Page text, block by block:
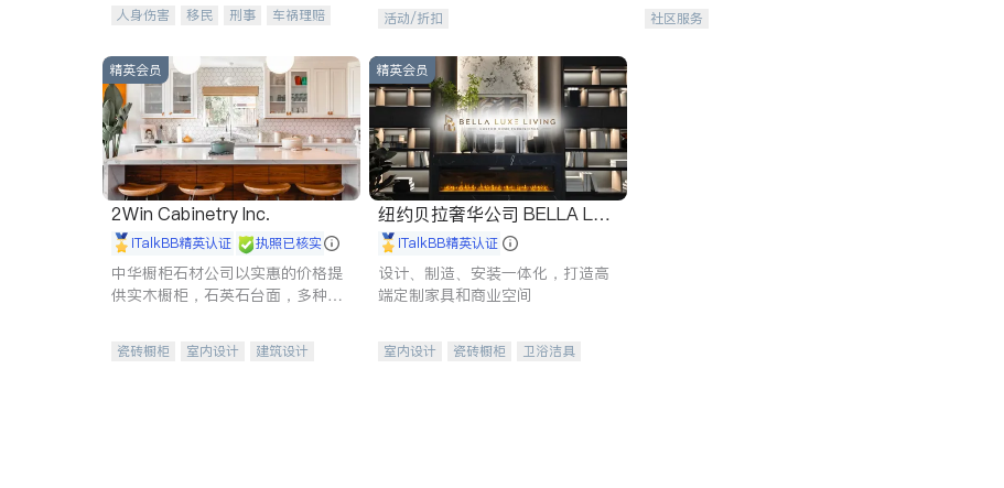
人身伤害 移民 刑事
车祸理赔
商标注册
索赔 律师-其它 保释
活动/折扣 社区服务
精英会员
2Win Cabinetry Inc.
iTalkBB精英认证 执照已核实
中华橱柜石材公司以实惠的价格提
供实木橱柜，石英石台面，多种优
机。品质厨房，家的选择。
瓷砖橱柜 室内设计
建筑设计
精英会员
纽约贝拉奢华公司 BELLA LUX
E iTalkBB精英认证
设计、制造、安装一体化，打造高
端定制家具和商业空间
室内设计 瓷砖橱柜
卫浴洁具